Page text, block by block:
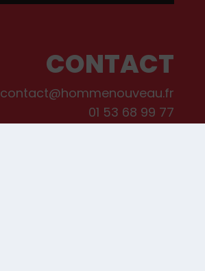
CONTACT
contact@hommenouveau.fr
01 53 68 99 77